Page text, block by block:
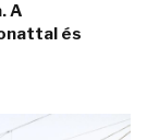
A
és